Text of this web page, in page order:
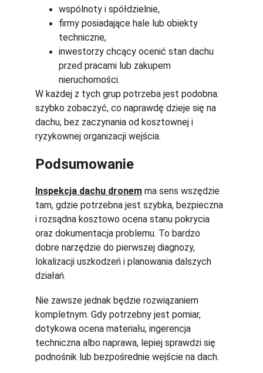
wspólnoty i spółdzielnie,
firmy posiadające hale lub obiekty
techniczne,
inwestorzy chcący ocenić stan dachu
przed pracami lub zakupem
nieruchomości.
W każdej z tych grup potrzeba jest podobna:
szybko zobaczyć, co naprawdę dzieje się na
dachu, bez zaczynania od kosztownej i
ryzykownej organizacji wejścia.
Podsumowanie
Inspekcja dachu dronem ma sens wszędzie
tam, gdzie potrzebna jest szybka, bezpieczna
i rozsądna kosztowo ocena stanu pokrycia
oraz dokumentacja problemu. To bardzo
dobre narzędzie do pierwszej diagnozy,
lokalizacji uszkodzeń i planowania dalszych
działań.
Nie zawsze jednak będzie rozwiązaniem
kompletnym. Gdy potrzebny jest pomiar,
dotykowa ocena materiału, ingerencja
techniczna albo naprawa, lepiej sprawdzi się
podnośnik lub bezpośrednie wejście na dach.